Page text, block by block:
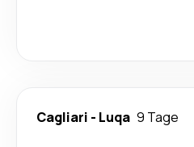
Cagliari - Luqa 9 Tage